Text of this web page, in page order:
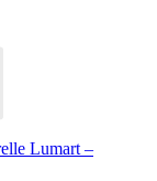
Lumart –